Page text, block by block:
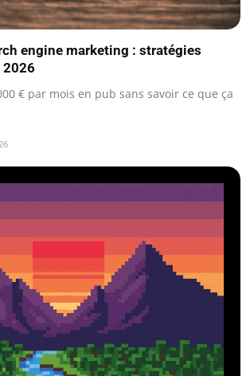
engine marketing : stratégies
2026
€ par mois en pub sans savoir ce que ça